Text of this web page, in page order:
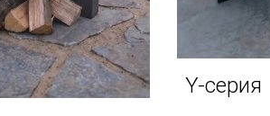
Y-серия